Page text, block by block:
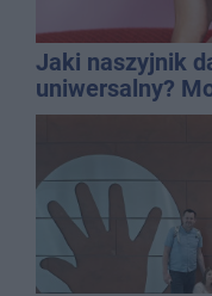
Jaki naszyjnik
uniwersalny?
wielu stylizacji